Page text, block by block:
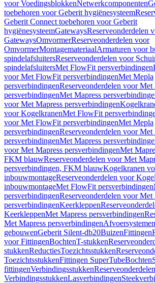
voor VoedingsblokkenNetwerkcomponenten
toebehoren voor Geberit hygiënesysteem
Geberit Connect toebehoren voor Geberit
hygiënesysteemGatewaysReserveonderdelen
GatewaysOmvormerReserveonderdelen voor
OmvormerMontagemateriaalArmaturen voor
spindelafsluitersReserveonderdelen voor
spindelafsluitersMet FlowFit persverbindingen
voor Met FlowFit persverbindingenMet Mepla
persverbindingenReserveonderdelen voor Met
persverbindingenMet Mapress
voor Met Mapress persverbindingen
voor KogelkranenMet FlowFit
voor Met FlowFit persverbindingenMet Mepla
persverbindingenReserveonderdelen voor Met
persverbindingenMet Mapress
voor Met Mapress persverbindingenMet
FKM blauwReserveonderdelen voor Met
persverbindingen, FKM blauwKogelkranen
inbouwmontageReserveonderdelen voor
inbouwmontageMet FlowFit persverbindingen
persverbindingenReserveonderdelen voor Met
persverbindingenKeerkleppen
KeerkleppenMet Mapress persverbindingen
Met Mapress persverbindingen
gebouwenGeberit Silent-db20BuizenFittingen
voor FittingenBochtenT-stukken
stukkenReductiesToezichtsstukken
ToezichtsstukkenFittingen SuperTubeBochten
fittingenVerbindingsstukken
VerbindingsstukkenLasverbindingen